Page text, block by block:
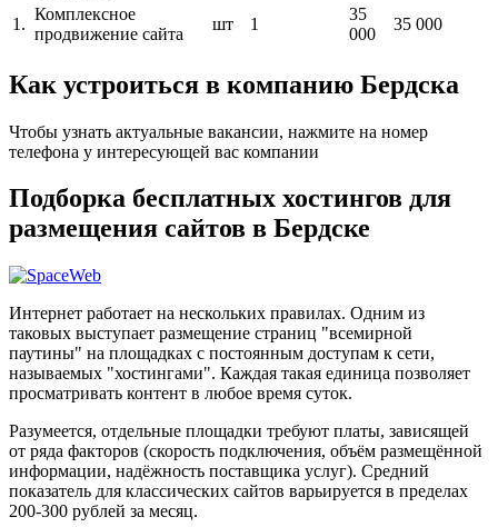
1.
Комплексное
продвижение сайта
шт 1
35
000
35 000
Как устроиться в компанию Бердска
Чтобы узнать актуальные вакансии, нажмите на номер
телефона у интересующей вас компании
Подборка бесплатных хостингов для
размещения сайтов в Бердске
Интернет работает на нескольких правилах. Одним из
таковых выступает размещение страниц "всемирной
паутины" на площадках с постоянным доступам к сети,
называемых "хостингами". Каждая такая единица позволяет
просматривать контент в любое время суток.
Разумеется, отдельные площадки требуют платы, зависящей
от ряда факторов (скорость подключения, объём размещённой
информации, надёжность поставщика услуг). Средний
показатель для классических сайтов варьируется в пределах
200-300 рублей за месяц.